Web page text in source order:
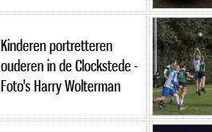
Kinderen portretteren
ouderen in de Clockstede -
Foto's Harry Wolterman